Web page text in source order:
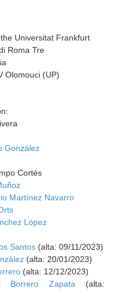
Universitat Frankfurt
Roma Tre
Olomouci (UP)
González
Cortés
Martínez Navarro
López
Santos(alta: 09/11/2023)
(alta: 20/01/2023)
(alta: 12/12/2023)
Borrero Zapata (alta: